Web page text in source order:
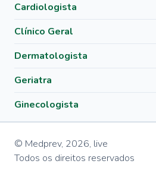
Cardiologista
Clínico Geral
Dermatologista
Geriatra
Ginecologista
© Medprev, 2026, live
Todos os direitos reservados